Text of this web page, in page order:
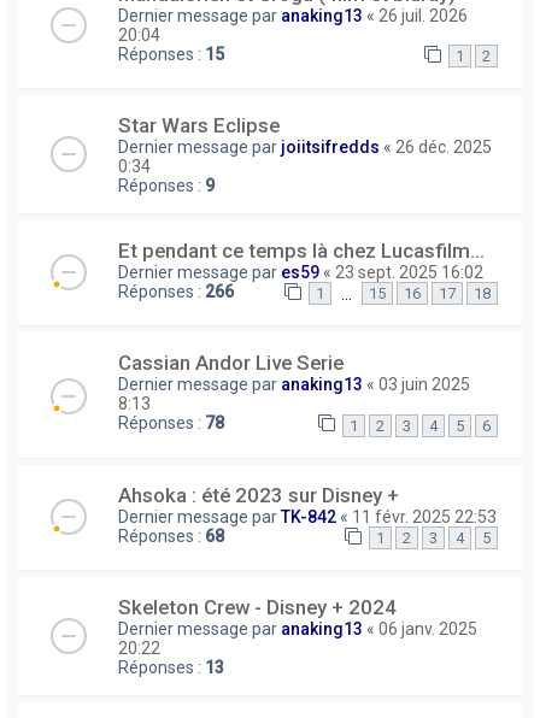
Dernier message par anaking13 « 26 juil. 2026
20:04
Réponses : 15 1 2
Star Wars Eclipse
Dernier message par joiitsifredds « 26 déc. 2025
0:34
Réponses : 9
Et pendant ce temps là chez Lucasfilm...
Dernier message par es59 « 23 sept. 2025 16:02
Réponses : 266 1 15 16 17 18
Cassian Andor Live Serie
Dernier message par anaking13 « 03 juin 2025
8:13
Réponses : 78 1 2 3 4 5 6
Ahsoka : été 2023 sur Disney +
Dernier message parTK-842 « 11 févr. 2025 22:53
Réponses : 68 1 2 3 4 5
Skeleton Crew - Disney + 2024
Dernier message par anaking13 « 06 janv. 2025
20:22
Réponses : 13